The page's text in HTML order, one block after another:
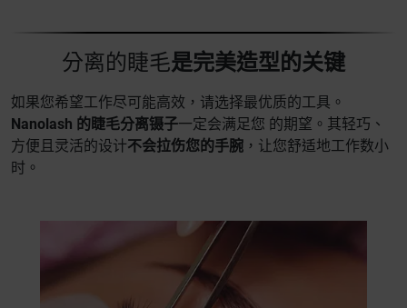
分离的睫毛是完美造型的关键
如果您希望工作尽可能高效，请选择最优质的工具。
Nanolash 的睫毛分离镊子一定会满足您 的期望。其轻巧、
方便且灵活的设计不会拉伤您的手腕 ，让您舒适地工作数小
时。